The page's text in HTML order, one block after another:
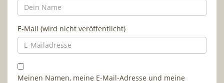
E-Mail (wird nicht veröffentlicht)
Meinen Namen, meine E-Mail-Adresse und meine